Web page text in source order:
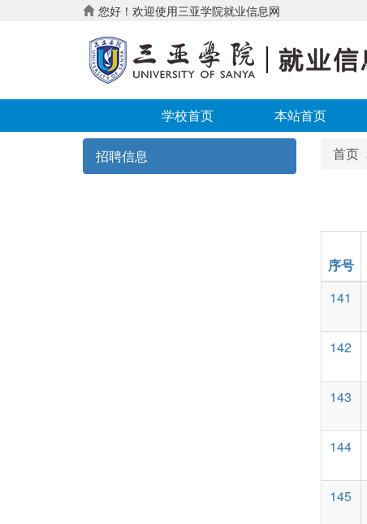
您好！欢迎使用三亚学院就业信息网
学校首页 本站首页
招聘信息 首页
序号
141
142
143
144
145